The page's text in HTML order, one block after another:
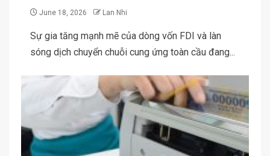
June 18, 2026 Lan Nhi
Sự gia tăng mạnh mẽ của dòng vốn FDI và làn
sóng dịch chuyển chuỗi cung ứng toàn cầu đang...